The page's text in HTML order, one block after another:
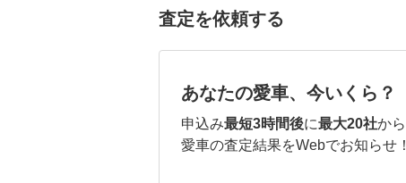
査定を依頼する
あなたの愛車、今いくら？
申込み最短3時間後に最大20社から
愛車の査定結果をWebでお知らせ！